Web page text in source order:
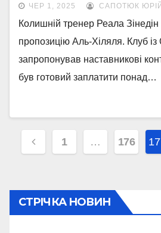
ЧЕР 1, 2025 САПОТЮК
Колишній тренер Реала Зінедін
пропозицію Аль-Хіляля. Клуб із
запропонував наставникові
був готовий заплатити понад…
Навігація
записів
1 … 176
СТРІЧКА НОВИН